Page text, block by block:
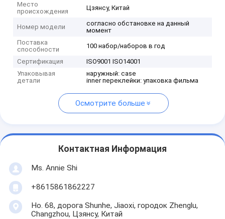
Место
происхождения
Цзянсу, Китай
Номер модели
согласно обстановке на данный
момент
Поставка
способности
100 набор/наборов в год
Сертификация
ISO9001 ISO14001
Упаковывая
детали
наружный: case
inner переклейки: упаковка фильма
Осмотрите больше
Контактная Информация
Ms. Annie Shi
+8615861862227
Но. 68, дорога Shunhe, Jiaoxi, городок Zhenglu,
Changzhou, Цзянсу, Китай